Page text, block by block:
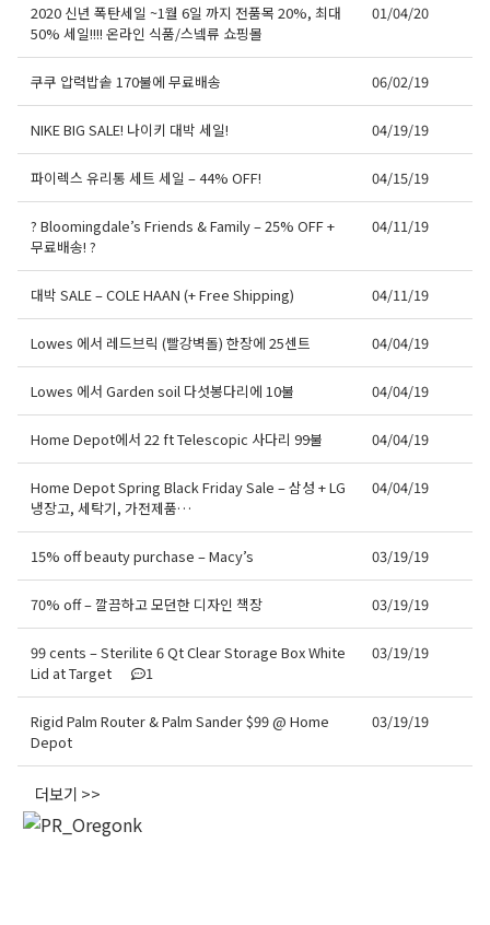
2020 신년 폭탄세일 ~1월 6일 까지 전품목 20%, 최대
50% 세일!!!! 온라인 식품/스넼류 쇼핑몰
01/04/20
쿠쿠 압력밥솥 170불에 무료배송 06/02/19
NIKE BIG SALE! 나이키 대박 세일! 04/19/19
파이렉스 유리통 세트 세일 – 44% OFF! 04/15/19
? Bloomingdale’s Friends & Family – 25% OFF +
무료배송! ?
04/11/19
대박 SALE – COLE HAAN (+ Free Shipping) 04/11/19
Lowes 에서 레드브릭 (빨강벽돌) 한장에 25센트 04/04/19
Lowes 에서 Garden soil 다섯봉다리에 10불 04/04/19
Home Depot에서 22 ft Telescopic 사다리 99불 04/04/19
Home Depot Spring Black Friday Sale – 삼성 + LG
냉장고, 세탁기, 가전제품…
04/04/19
15% off beauty purchase – Macy’s 03/19/19
70% off – 깔끔하고 모던한 디자인 책장 03/19/19
99 cents – Sterilite 6 Qt Clear Storage Box White
Lid at Target
1
03/19/19
Rigid Palm Router & Palm Sander $99 @ Home
Depot
03/19/19
더보기 >>